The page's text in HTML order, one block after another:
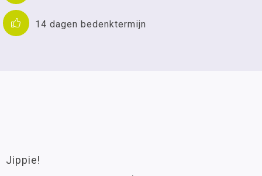
14 dagen bedenktermijn
Jippie!